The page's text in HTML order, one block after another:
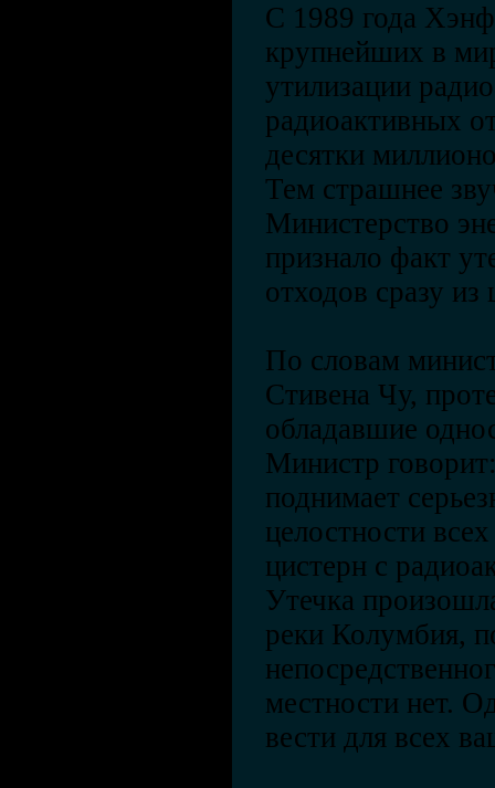
С 1989 года
крупнейших в
утилизации
радиоактивных
десятки
Тем страшнее
Министерство
признало факт
отходов сразу
По словам
Стивена Чу,
обладавшие
Министр
поднимает
целостности
цистерн с
Утечка
реки Колумбия,
местности нет.
вести для всех